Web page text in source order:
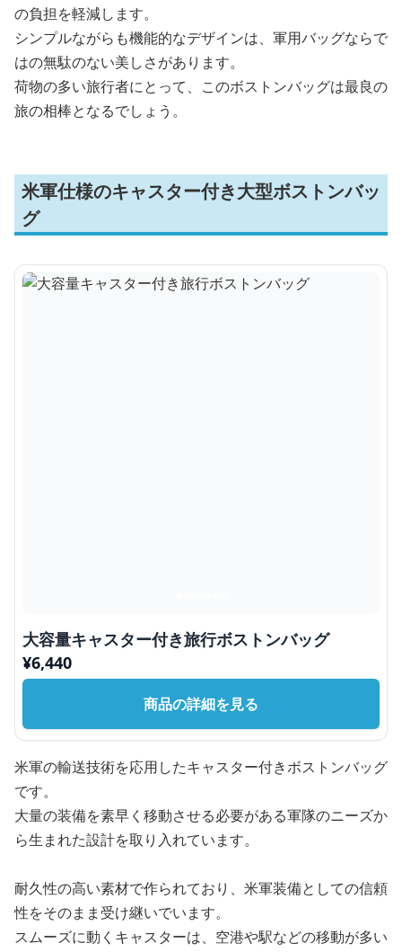
の負担を軽減します。
シンプルながらも機能的なデザインは、軍用バッグならで
はの無駄のない美しさがあります。
荷物の多い旅行者にとって、このボストンバッグは最良の
旅の相棒となるでしょう。
米軍仕様のキャスター付き大型ボストンバッ
グ
大容量キャスター付き旅行ボストンバッグ
¥6,440
商品の詳細を見る
米軍の輸送技術を応用したキャスター付きボストンバッグ
です。
大量の装備を素早く移動させる必要がある軍隊のニーズか
ら生まれた設計を取り入れています。
耐久性の高い素材で作られており、米軍装備としての信頼
性をそのまま受け継いでいます。
スムーズに動くキャスターは、空港や駅などの移動が多い